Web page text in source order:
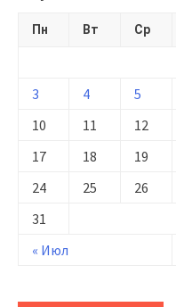
Пн Вт Ср
« Июл
3
4 5
10
11 12
17
18 19
24
25 26
31